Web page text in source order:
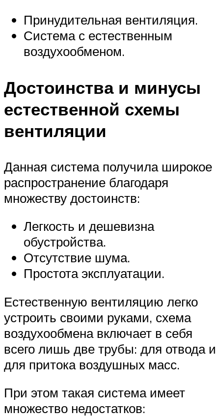
Принудительная вентиляция.
Система с естественным
воздухообменом.
Достоинства и минусы
естественной схемы
вентиляции
Данная система получила широкое
распространение благодаря
множеству достоинств:
Легкость и дешевизна
обустройства.
Отсутствие шума.
Простота эксплуатации.
Естественную вентиляцию легко
устроить своими руками, схема
воздухообмена включает в себя
всего лишь две трубы: для отвода и
для притока воздушных масс.
При этом такая система имеет
множество недостатков: